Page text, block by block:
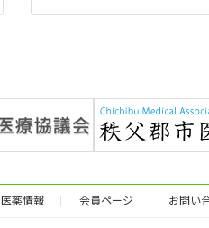
医薬情報 会員ページ お問い